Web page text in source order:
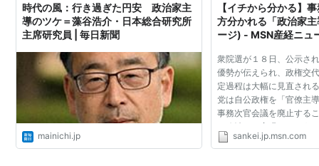
時代の風：行き過ぎた円安 政治家主
導のツケ＝藻谷浩介・日本総合研究所
主席研究員 | 毎日新聞
mainichi.jp
【イチから分かる】
方分かれる「政治家
ージ) - MSN産経ニュ
衆院選が１８日、公示さ
優勢が伝えられ、政権交
定過程は大幅に見直され
党は自公政権を「官僚主
事務次官会議を廃止する
の政治」の実現をねらう
議が官僚主導政治の温床
sankei.jp.msn.com